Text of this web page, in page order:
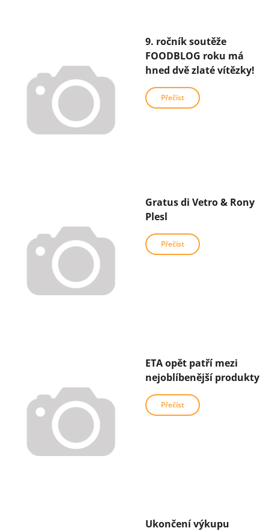
9. ročník soutěže
FOODBLOG roku má
hned dvě zlaté vítězky!
Přečíst
Gratus di Vetro & Rony
Plesl
Přečíst
ETA opět patří mezi
nejoblíbenější produkty
Přečíst
Ukončení výkupu